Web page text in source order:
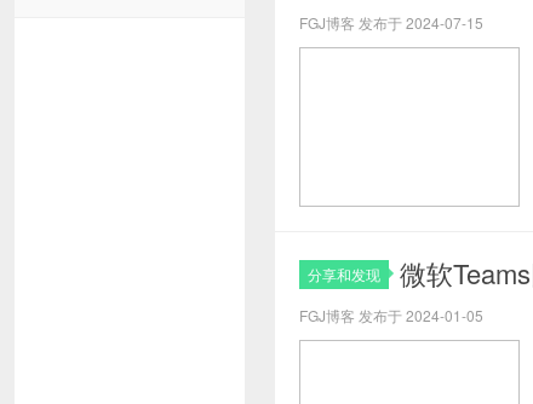
FGJ博客 发布于 2024-07-15
分享和发现 微软
FGJ博客 发布于 2024-01-05